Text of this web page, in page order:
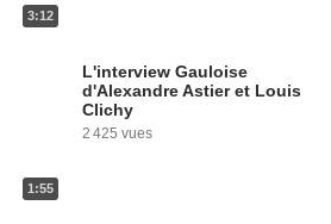
3:12
1:55
L'interview Gauloise
d'Alexandre Astier et Louis
Clichy
2 425 vues